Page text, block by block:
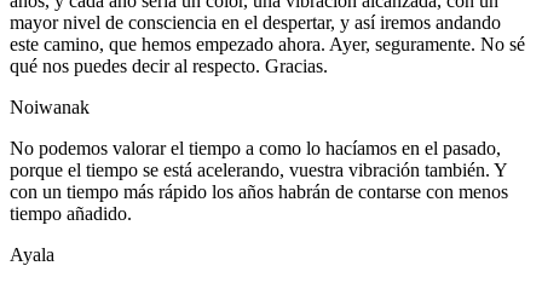
mayor nivel de consciencia en el despertar, y así iremos andando
este camino, que hemos empezado ahora. Ayer, seguramente. No sé
qué nos puedes decir al respecto. Gracias.
Noiwanak
No podemos valorar el tiempo a como lo hacíamos en el pasado,
porque el tiempo se está acelerando, vuestra vibración también. Y
con un tiempo más rápido los años habrán de contarse con menos
tiempo añadido.
Ayala